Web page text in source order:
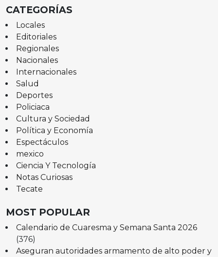
CATEGORÍAS
Locales
Editoriales
Regionales
Nacionales
Internacionales
Salud
Deportes
Policiaca
Cultura y Sociedad
Política y Economía
Espectáculos
mexico
Ciencia Y Tecnología
Notas Curiosas
Tecate
MOST POPULAR
Calendario de Cuaresma y Semana Santa 2026
(376)
Aseguran autoridades armamento de alto poder y